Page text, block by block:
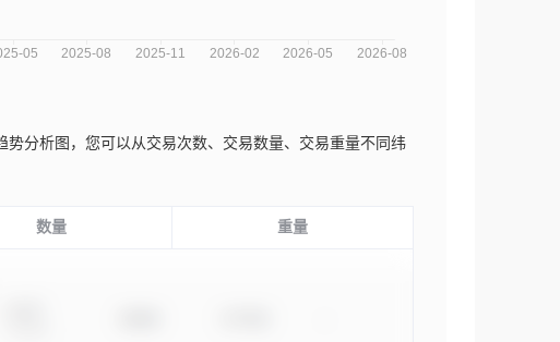
势分析图，您可以从交易次数、交易数量、交易重量不同纬
数量 重量